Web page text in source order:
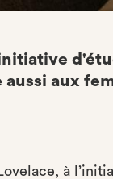
aux
à